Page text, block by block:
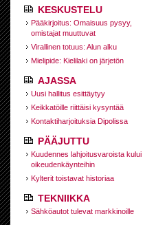
KESKUSTELU
Pääkirjoitus: Omaisuus pysyy,
omistajat muuttuvat
Virallinen totuus: Alun alku
Mielipide: Kielilaki on järjetön
AJASSA
Uusi hallitus esittäytyy
Keikkatöille riittäisi kysyntää
Kontaktiharjoituksia Dipolissa
PÄÄJUTTU
Kuudennes lahjoitusvaroista kului
oikeudenkäynteihin
Kylterit toistavat historiaa
TEKNIIKKA
Sähköautot tulevat markkinoille